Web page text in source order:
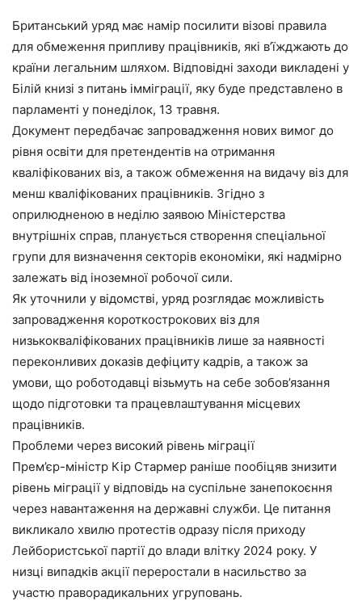
Британський уряд має намір посилити візові правила
для обмеження припливу працівників, які в’їжджають до
країни легальним шляхом. Відповідні заходи викладені у
Білій книзі з питань імміграції, яку буде представлено в
парламенті у понеділок, 13 травня.
Документ передбачає запровадження нових вимог до
рівня освіти для претендентів на отримання
кваліфікованих віз, а також обмеження на видачу віз для
менш кваліфікованих працівників. Згідно з
оприлюдненою в неділю заявою Міністерства
внутрішніх справ, планується створення спеціальної
групи для визначення секторів економіки, які надмірно
залежать від іноземної робочої сили.
Як уточнили у відомстві, уряд розглядає можливість
запровадження короткострокових віз для
низькокваліфікованих працівників лише за наявності
переконливих доказів дефіциту кадрів, а також за
умови, що роботодавці візьмуть на себе зобов’язання
щодо підготовки та працевлаштування місцевих
працівників.
Проблеми через високий рівень міграції
Прем’єр-міністр Кір Стармер раніше пообіцяв знизити
рівень міграції у відповідь на суспільне занепокоєння
через навантаження на державні служби. Це питання
викликало хвилю протестів одразу після приходу
Лейбористської партії до влади влітку 2024 року. У
низці випадків акції переростали в насильство за
участю праворадикальних угруповань.